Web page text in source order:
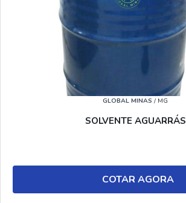
GLOBAL MINAS / MG
SOLVENTE AGUARRÁS
COTAR AGORA